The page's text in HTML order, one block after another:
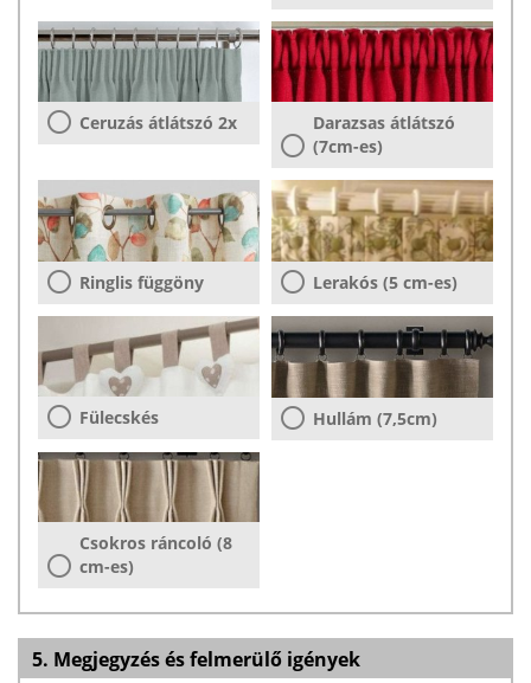
Ceruzás átlátszó 2x
Darazsas átlátszó
(7cm-es)
Ringlis függöny Lerakós (5 cm-es)
Fülecskés Hullám (7,5cm)
Csokros ráncoló (8
cm-es)
5. Megjegyzés és felmerülő igények